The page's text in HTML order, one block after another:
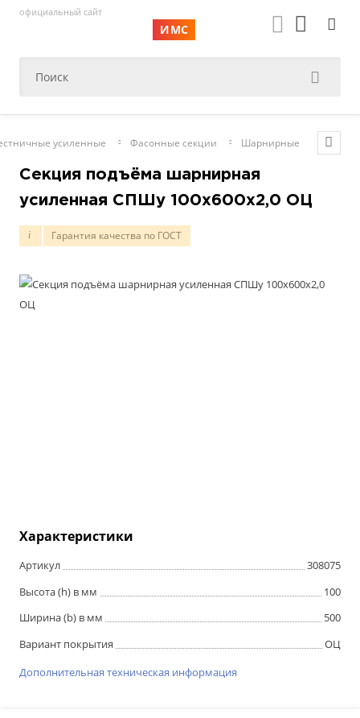
официальный сайт
ИМС
усиленные Фасонные секции Шарнирные
Секция подъёма шарнирная
усиленная СПШу 100х600х2,0 ОЦ
i Гарантия качества по ГОСТ
Характеристики
Артикул
308075
Высота (h) в мм
100
Ширина (b) в мм
500
Вариант покрытия
ОЦ
Дополнительная техническая информация